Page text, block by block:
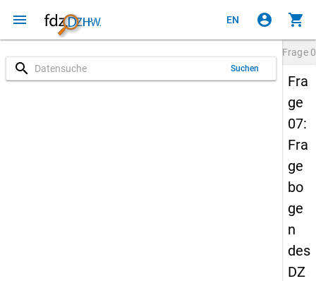
menu EN account_circle shopping_cart
search Suchen
Frage
Fra
ge
07:
Fra
ge
bo
ge
n
des
DZ